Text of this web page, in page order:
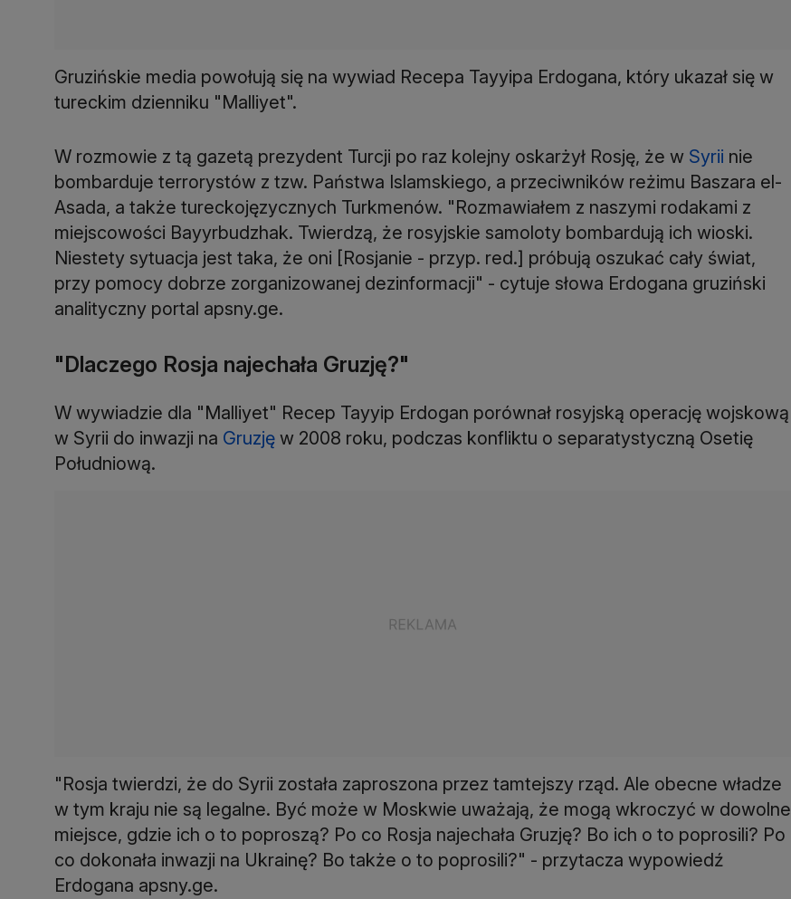
Gruzińskie media powołują się na wywiad Recepa Tayyipa Erdogana, który ukazał się w
tureckim dzienniku "Malliyet".
W rozmowie z tą gazetą prezydent Turcji po raz kolejny oskarżył Rosję, że w Syrii nie
bombarduje terrorystów z tzw. Państwa Islamskiego, a przeciwników reżimu Baszara el-
Asada, a także tureckojęzycznych Turkmenów. "Rozmawiałem z naszymi rodakami z
miejscowości Bayyrbudzhak. Twierdzą, że rosyjskie samoloty bombardują ich wioski.
Niestety sytuacja jest taka, że oni [Rosjanie - przyp. red.] próbują oszukać cały świat,
przy pomocy dobrze zorganizowanej dezinformacji" - cytuje słowa Erdogana gruziński
analityczny portal apsny.ge.
"Dlaczego Rosja najechała Gruzję?"
W wywiadzie dla "Malliyet" Recep Tayyip Erdogan porównał rosyjską operację wojskową
w Syrii do inwazji na Gruzję w 2008 roku, podczas konfliktu o separatystyczną Osetię
Południową.
"Rosja twierdzi, że do Syrii została zaproszona przez tamtejszy rząd. Ale obecne władze
w tym kraju nie są legalne. Być może w Moskwie uważają, że mogą wkroczyć w dowolne
miejsce, gdzie ich o to poproszą? Po co Rosja najechała Gruzję? Bo ich o to poprosili? Po
co dokonała inwazji na Ukrainę? Bo także o to poprosili?" - przytacza wypowiedź
Erdogana apsny.ge.